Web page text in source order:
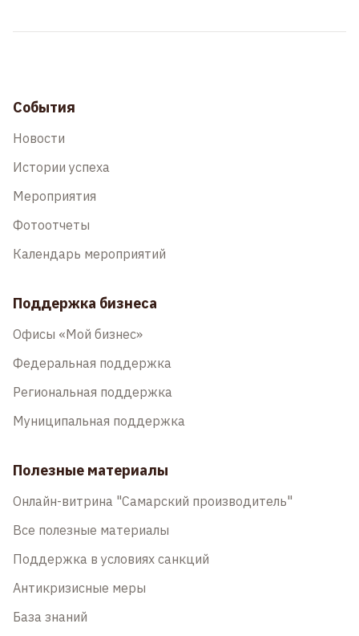
События
Новости
Истории успеха
Мероприятия
Фотоотчеты
Календарь мероприятий
Поддержка бизнеса
Офисы «Мой бизнес»
Федеральная поддержка
Региональная поддержка
Муниципальная поддержка
Полезные материалы
Онлайн-витрина "Самарский производитель"
Все полезные материалы
Поддержка в условиях санкций
Антикризисные меры
База знаний